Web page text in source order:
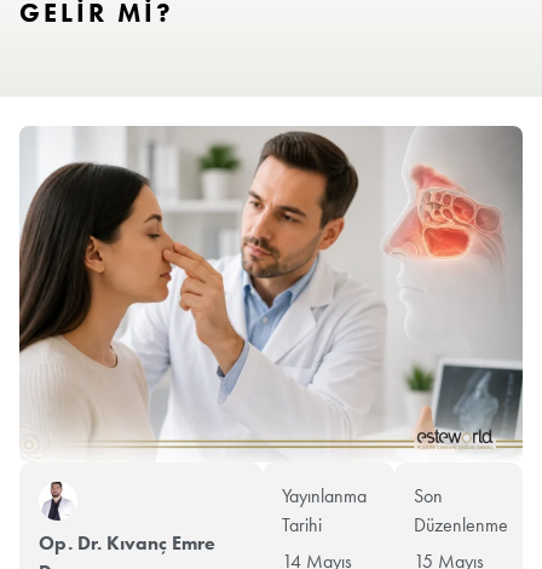
GELIR MI?
Op. Dr. Kıvanç Emre
Yayınlanma
Tarihi
14 Mayıs
Son
Düzenlenme
15 Mayıs